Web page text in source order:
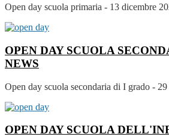
Open day scuola primaria - 13 dicembre
OPEN DAY SCUOLA
NEWS
Open day scuola secondaria di I grado -
OPEN DAY SCUOLA